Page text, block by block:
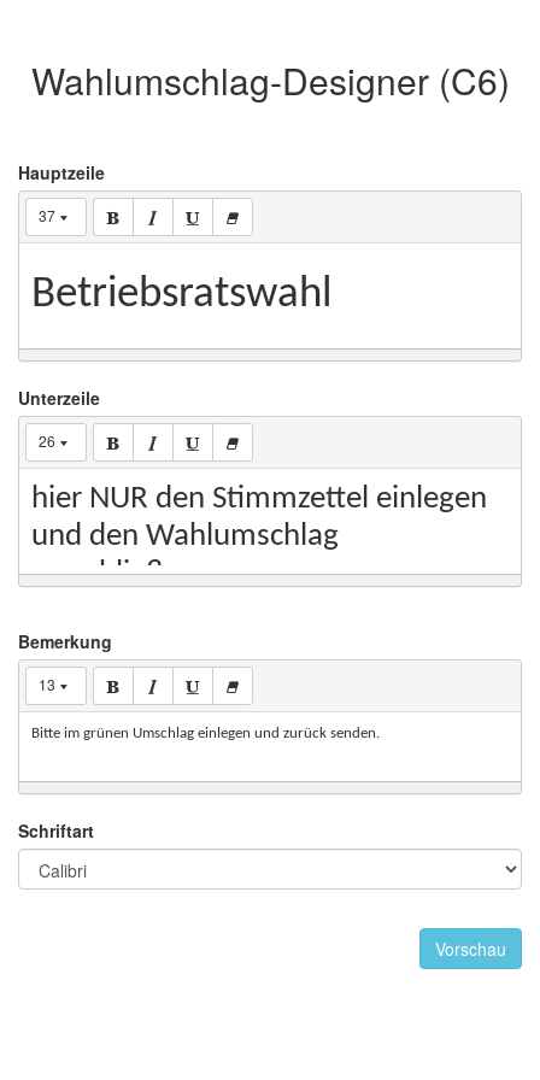
Wahlumschlag-Designer (C6)
Hauptzeile
37
Betriebsratswahl
Unterzeile
26
hier NUR den Stimmzettel einlegen
und den Wahlumschlag
verschließen
Bemerkung
13
Bitte im grünen Umschlag einlegen und zurück senden.
Schriftart
Vorschau